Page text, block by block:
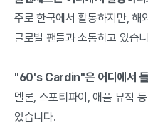
주로 한국에서 활동하지만, 해
글로벌 팬들과 소통하고 있습
"60's Cardin"은 어디에서 들
멜론, 스포티파이, 애플 뮤직
있습니다.